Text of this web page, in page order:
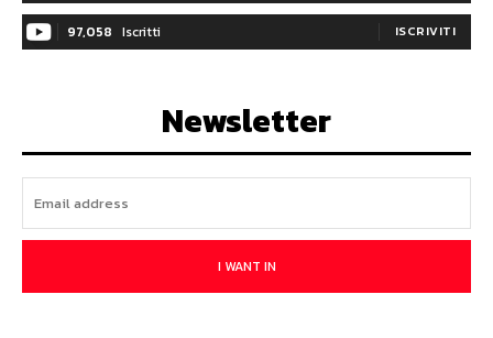
97,058 Iscritti ISCRIVITI
Newsletter
I WANT IN